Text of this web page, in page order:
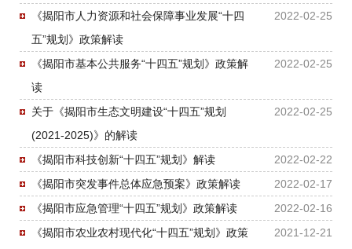
2022-02-25
《揭阳市人力资源和社会保障事业发展“十四
五”规划》政策解读
2022-02-25
《揭阳市基本公共服务“十四五”规划》政策解
读
2022-02-25
关于《揭阳市生态文明建设“十四五”规划
(2021-2025)》的解读
2022-02-22
《揭阳市科技创新“十四五”规划》解读
2022-02-17
《揭阳市突发事件总体应急预案》政策解读
2022-02-16
《揭阳市应急管理“十四五”规划》政策解读
2021-12-21
《揭阳市农业农村现代化“十四五”规划》政策